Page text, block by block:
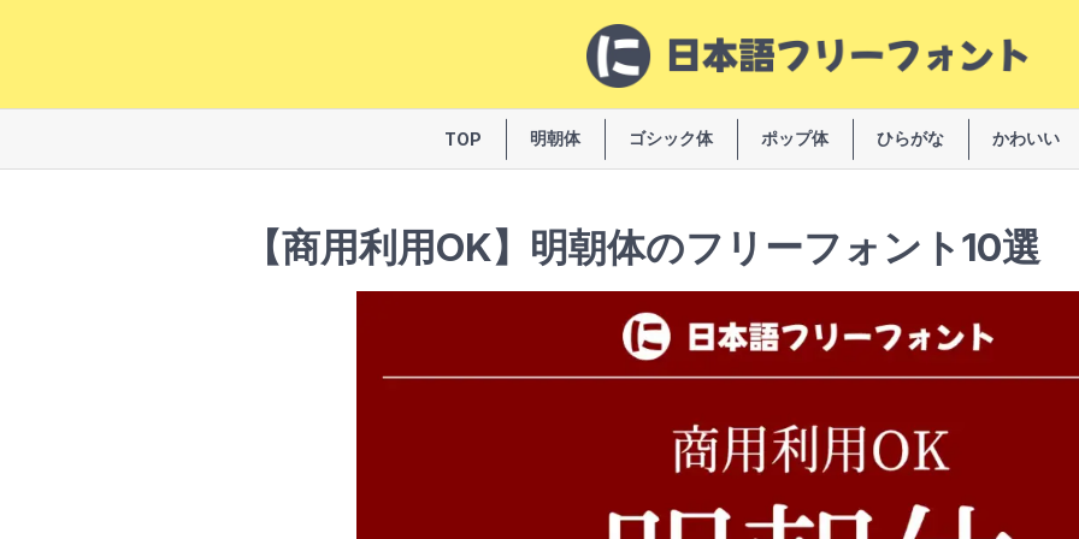
TOP 明朝体 ゴシック体 ポップ体 ひらがな かわいい
【商用利用OK】明朝体のフリーフォント10選